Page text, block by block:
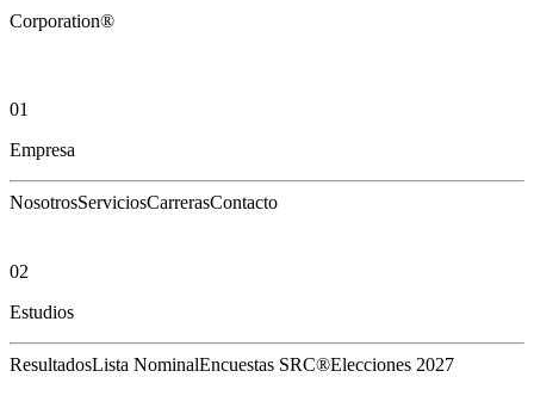
Corporation®
01
Empresa
NosotrosServiciosCarrerasContacto
02
Estudios
ResultadosLista NominalEncuestas SRC®Elecciones 2027